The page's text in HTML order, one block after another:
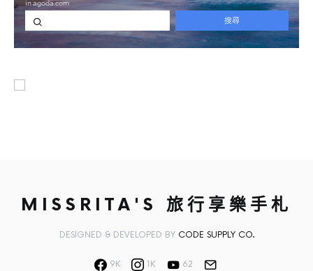
MISSRITA'S 旅行享樂手札
DESIGNED & DEVELOPED BY CODE SUPPLY CO.
9K 1K 62